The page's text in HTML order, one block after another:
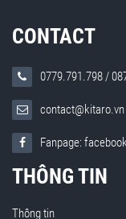
CONTACT
0779.791.798/
contact@kitaro.vn
Fanpage:
THÔNG TIN
Thông tin